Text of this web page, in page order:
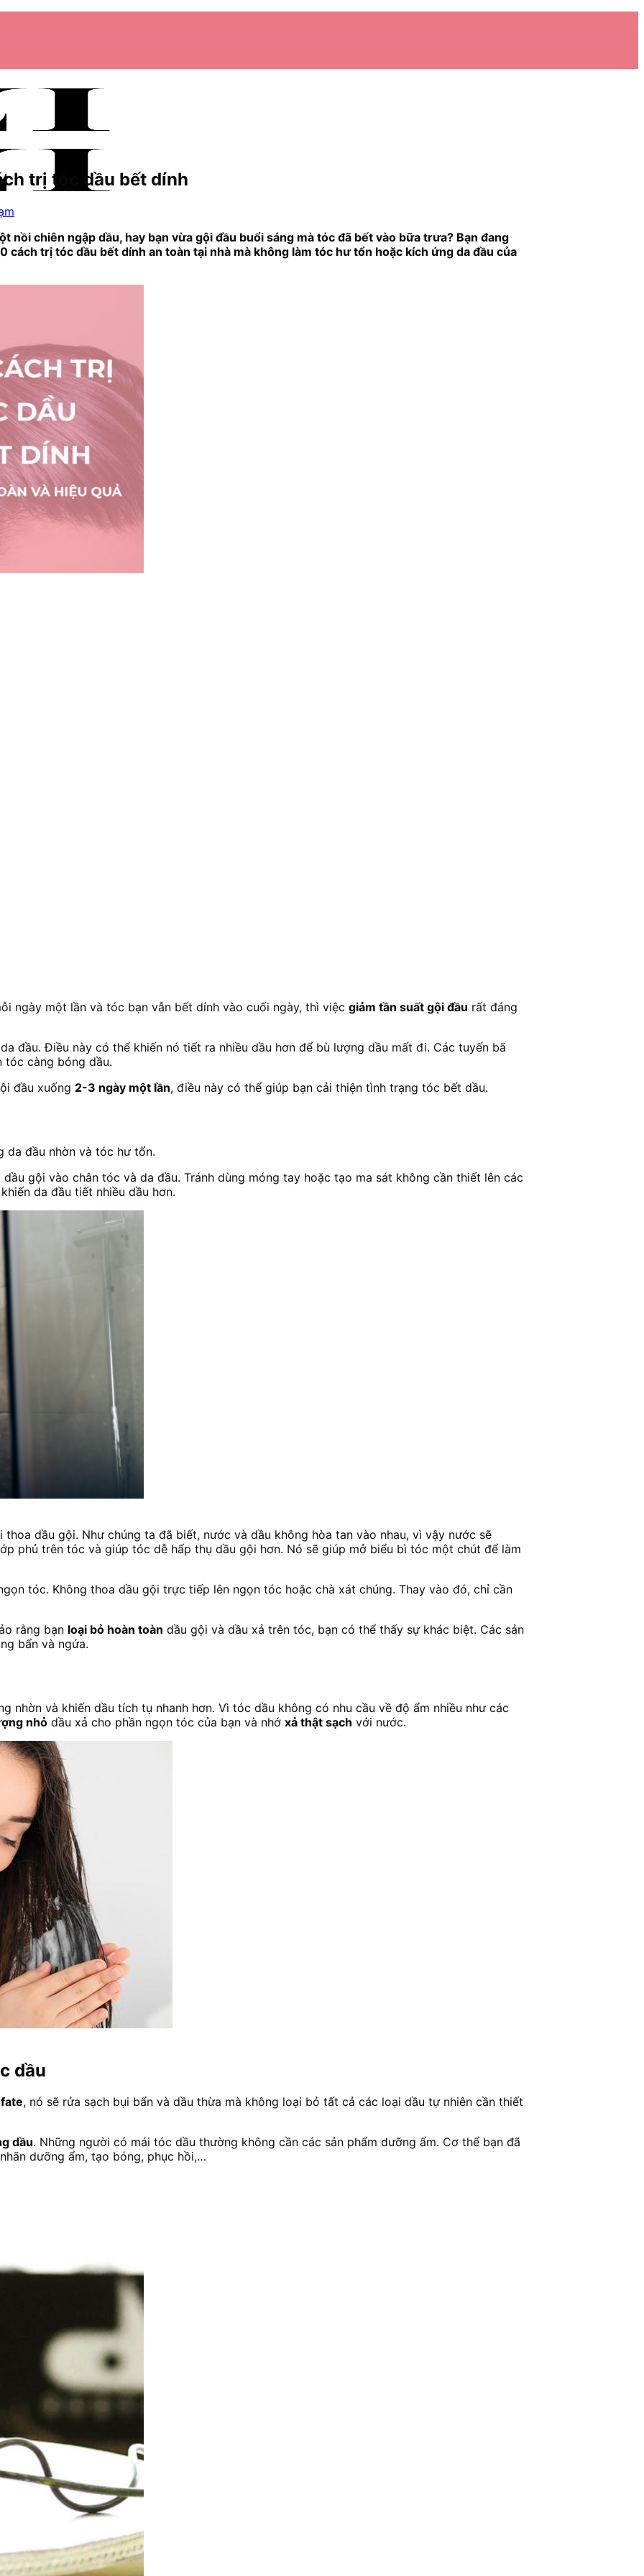
trị tóc dầu bết dính
chiên ngập dầu, hay bạn vừa gội đầu buổi sáng mà tóc đã bết vào bữa trưa? Bạn đang
cách trị tóc dầu bết dính an toàn tại nhà mà không làm tóc hư tổn hoặc kích ứng da đầu của
ngày một lần và tóc bạn vẫn bết dính vào cuối ngày, thì việc giảm tần suất gội đầu rất đáng
đầu. Điều này có thể khiến nó tiết ra nhiều dầu hơn để bù lượng dầu mất đi. Các tuyến bã
tóc càng bóng dầu.
đầu xuống 2-3 ngày một lần, điều này có thể giúp bạn cải thiện tình trạng tóc bết dầu.
da đầu nhờn và tóc hư tổn.
gội vào chân tóc và da đầu. Tránh dùng móng tay hoặc tạo ma sát không cần thiết lên các
da đầu tiết nhiều dầu hơn.
dầu gội. Như chúng ta đã biết, nước và dầu không hòa tan vào nhau, vì vậy nước sẽ
phủ trên tóc và giúp tóc dễ hấp thụ dầu gội hơn. Nó sẽ giúp mở biểu bì tóc một chút để làm
tóc. Không thoa dầu gội trực tiếp lên ngọn tóc hoặc chà xát chúng. Thay vào đó, chỉ cần
rằng bạn loại bỏ hoàn toàn dầu gội và dầu xả trên tóc, bạn có thể thấy sự khác biệt. Các sản
bẩn và ngứa.
nhờn và khiến dầu tích tụ nhanh hơn. Vì tóc dầu không có nhu cầu về độ ẩm nhiều như các
nhỏ dầu xả cho phần ngọn tóc của bạn và nhớ xả thật sạch với nước.
dầu
, nó sẽ rửa sạch bụi bẩn và dầu thừa mà không loại bỏ tất cả các loại dầu tự nhiên cần thiết
dầu. Những người có mái tóc dầu thường không cần các sản phẩm dưỡng ẩm. Cơ thể bạn đã
dưỡng ẩm, tạo bóng, phục hồi,…